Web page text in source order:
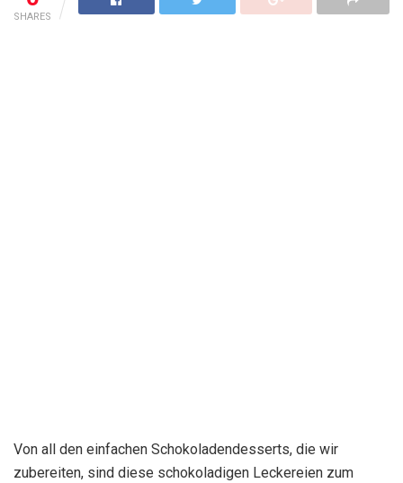
SHARES
Von all den einfachen Schokoladendesserts, die wir
zubereiten, sind diese schokoladigen Leckereien zum